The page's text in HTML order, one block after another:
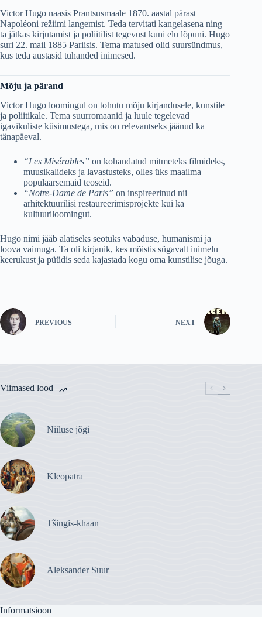
Victor Hugo naasis Prantsusmaale 1870. aastal pärast
Napoléoni režiimi langemist. Teda tervitati kangelasena ning
ta jätkas kirjutamist ja poliitilist tegevust kuni elu lõpuni. Hugo
suri 22. mail 1885 Pariisis. Tema matused olid suursündmus,
kus teda austasid tuhanded inimesed.
Mõju ja pärand
Victor Hugo loomingul on tohutu mõju kirjandusele, kunstile
ja poliitikale. Tema suurromaanid ja luule tegelevad
igavikuliste küsimustega, mis on relevantseks jäänud ka
tänapäeval.
“Les Misérables” on kohandatud mitmeteks filmideks,
muusikalideks ja lavastusteks, olles üks maailma
populaarsemaid teoseid.
“Notre-Dame de Paris” on inspireerinud nii
arhitektuurilisi restaureerimisprojekte kui ka
kultuuriloomingut.
Hugo nimi jääb alatiseks seotuks vabaduse, humanismi ja
loova vaimuga. Ta oli kirjanik, kes mõistis sügavalt inimelu
keerukust ja püüdis seda kajastada kogu oma kunstilise jõuga.
PREVIOUS NEXT
Viimased lood
Niiluse jõgi
Kleopatra
Tšingis-khaan
Aleksander Suur
Informatsioon